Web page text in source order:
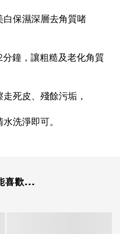
保濕深層去角質啫
鐘，讓粗糙及老化角質
死皮、殘餘污垢，
洗淨即可。
喜歡...